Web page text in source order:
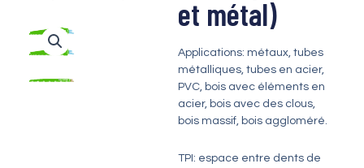
et métal)
Applications: métaux, tubes
métalliques, tubes en acier,
PVC, bois avec éléments en
acier, bois avec des clous,
bois massif, bois aggloméré.
TPI: espace entre dents de